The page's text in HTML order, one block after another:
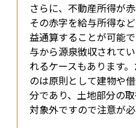
さらに、不動産所得が
その赤字を給与所得な
益通算することが可能
与から源泉徴収されて
れるケースもあります
のは原則として建物や
分であり、土地部分の
対象外ですので注意が必